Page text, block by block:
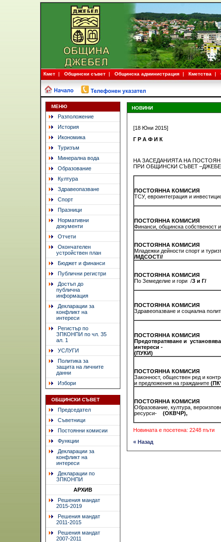
Кмет Общински съвет Общинска администрация Кметства
МЕНЮ
Разположение
История
Икономика
Туризъм
Минерална вода
Образование
Култура
Здравеопазване
Спорт
Празници
Нормативни
документи
Отчети
Окончателен
устройствен план
Бюджет и финанси
Публични регистри
Достъп до
публична
информация
Декларации за
конфликт на
интереси
Регистър по
ЗПКОНПИ по чл. 35
ал. 1
УСЛУГИ
Политика за
защита на личните
данни
Избори
ОБЩИНСКИ СЪВЕТ
Председател
Съветници
Постоянни комисии
Функции
Декларации за
конфликт на
интереси
Декларации по
ЗПКОНПИ
АРХИВ
Решения мандат
2015-2019
Решения мандат
2011-2015
Решения мандат
2007-2011
НОВИНИ
[18 Юни 2015]
Г Р А Ф И К
НА ЗАСЕДАНИЯТА НА
ПРИ ОБЩИНСКИ СЪВЕТ –ДЖЕБЕЛ
ПОСТОЯННА КОМИСИЯ
ТСУ, евроинтеграция и
ПОСТОЯННА КОМИСИЯ
Финанси, общинска собственост
ПОСТОЯННА КОМИСИЯ
Младежки дейности спорт и
/МДСОСТ//
ПОСТОЯННА КОМИСИЯ
По Земеделие и гори /З и Г/
ПОСТОЯННА КОМИСИЯ
Здравеопазване и социална
ПОСТОЯННА КОМИСИЯ
Предотвратяване и
интереси -
(ПУКИ)
ПОСТОЯННА КОМИСИЯ
Законност, обществен ред и
и предложения на гражданите
ПОСТОЯННА КОМИСИЯ
Образование, култура,
ресурси-(ОКВЧР),
Новината е посетена: 2248 пъти
« Назад